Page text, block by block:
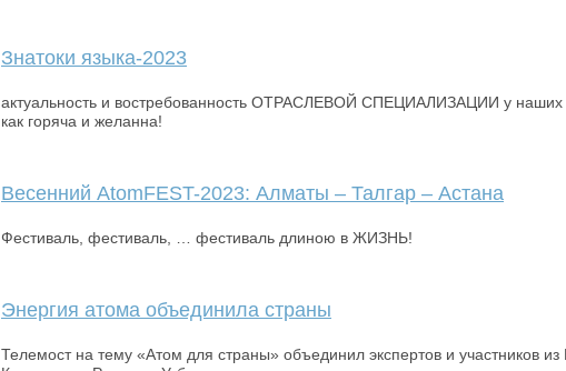
Знатоки языка-2023
актуальность и востребованность ОТРАСЛЕВОЙ СПЕЦИАЛИЗАЦИИ у наших
как горяча и желанна!
Весенний AtomFEST-2023: Алматы – Талгар – Астана
Фестиваль, фестиваль, … фестиваль длиною в ЖИЗНЬ!
Энергия атома объединила страны
Телемост на тему «Атом для страны» объединил экспертов и участников из